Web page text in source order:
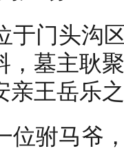
于门头沟
，墓主耿
亲王岳乐
位驸马爷